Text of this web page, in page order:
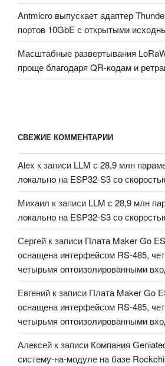
Antmicro выпускает адаптер
портов 10GbE с открытыми
Масштабные развертывания
проще благодаря QR-кодам и
СВЕЖИЕ КОММЕНТАРИИ
Alex к записи LLM с 28,9 млн
локально на ESP32-S3 со
Михаил к записи LLM с 28,9 млн
локально на ESP32-S3 со
Сергей к записи Плата Maker Go
оснащена интерфейсом RS-485,
четырьмя оптоизолированными
Евгений к записи Плата Maker Go
оснащена интерфейсом RS-485,
четырьмя оптоизолированными
Алексей к записи Компания
систему-на-модуле на базе